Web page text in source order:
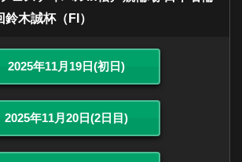
木誠杯（FI）
2025年11月19日(初日)
2025年11月20日(2日目)